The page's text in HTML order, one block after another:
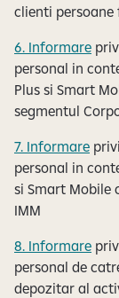
clienti persoane
6. Informare
personal in
Plus si Smart
segmentul
7. Informare
personal in
si Smart Mobile
IMM
8. Informare
personal de
depozitar al